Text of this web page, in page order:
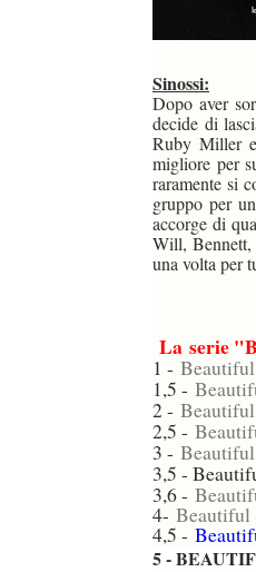
Sinossi:
Dopo aver
decide di
Ruby Miller
migliore per
raramente si
gruppo per
accorge di
Will, Bennett,
una volta per
La serie
1 -
1,5 -
2 -
2,5 -
3 -
3,5 -
3,6 -
4- Beautiful
4,5 -
5 -